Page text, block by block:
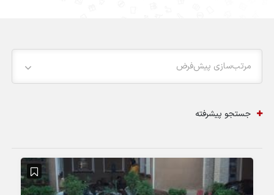
مرتب‌سازی پیش‌فرض
جستجو پیشرفته